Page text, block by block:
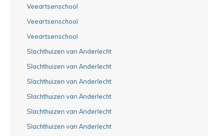
Veeartsenschool
Veeartsenschool
Veeartsenschool
Slachthuizen van Anderlecht
Slachthuizen van Anderlecht
Slachthuizen van Anderlecht
Slachthuizen van Anderlecht
Slachthuizen van Anderlecht
Slachthuizen van Anderlecht